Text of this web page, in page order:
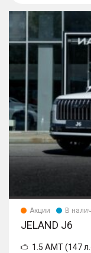
J6
Акции В
JELAND J6
1.5 AMT (147